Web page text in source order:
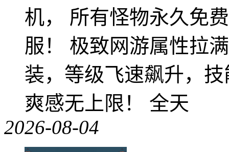
机， 所有怪物永久免
服！ 极致网游属性拉
装，等级飞速飙升，
爽感无上限！ 全天
2026-08-04